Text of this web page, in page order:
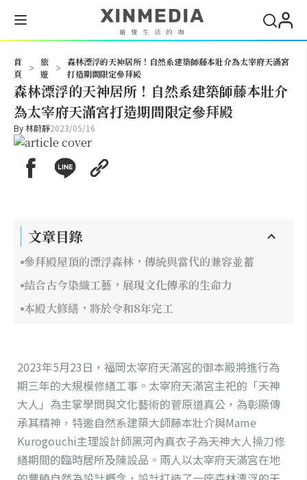
首
頁
>
旅
遊
>
森林漂浮的天神居所！自然系建築師藤本壯介為太宰府天滿宮
打造期間限定參拜殿
森林漂浮的天神居所！自然系建築師藤本壯介
為太宰府天滿宮打造期間限定參拜殿
By林蔚靜2023/05/16
文章目錄
參拜殿屋頂的漂浮森林，傳統與當代的兼容並蓄
結合古今染織工藝，展現文化傳承的生命力
本殿大修繕，將於令和8年完工
2023年5月23日，福岡太宰府天滿宮的御本殿將進行為
期三年的大規模修繕工事。太宰府天滿宮主祀的「天神
大人」為主掌學問與文化藝術的菅原道真公，為彰顯傳
承其精神，特邀自然系建築大師藤本壯介與Mame
Kurogouchi主理設計師黑河內真衣子為天神大人操刀修
繕期間的臨時居所及陳設品。兩人以太宰府天滿宮在地